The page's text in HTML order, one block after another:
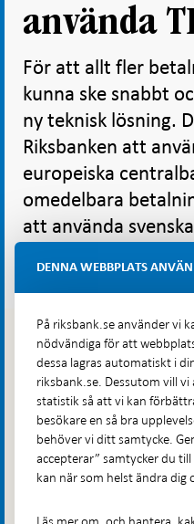
använda
För att allt fler
kunna ske snabbt
ny teknisk lösning.
Riksbanken att
europeiska
omedelbara
att använda
+ Läs
Start
Start
Betalningar
&
kontanter
Betalningar &
Svenska
är
säkra
och
effektiva
Svenska betalningar är...
toppnavigation
SVERIGES
– för en stark och
DENNA WEBBPLATS
På riksbank.se använder vi
nödvändiga för att
dessa lagras automatiskt i
riksbank.se. Dessutom vill
statistik så att vi kan
besökare en så bra
behöver vi ditt samtycke.
accepterar” samtycker du
kan när som helst ändra dig